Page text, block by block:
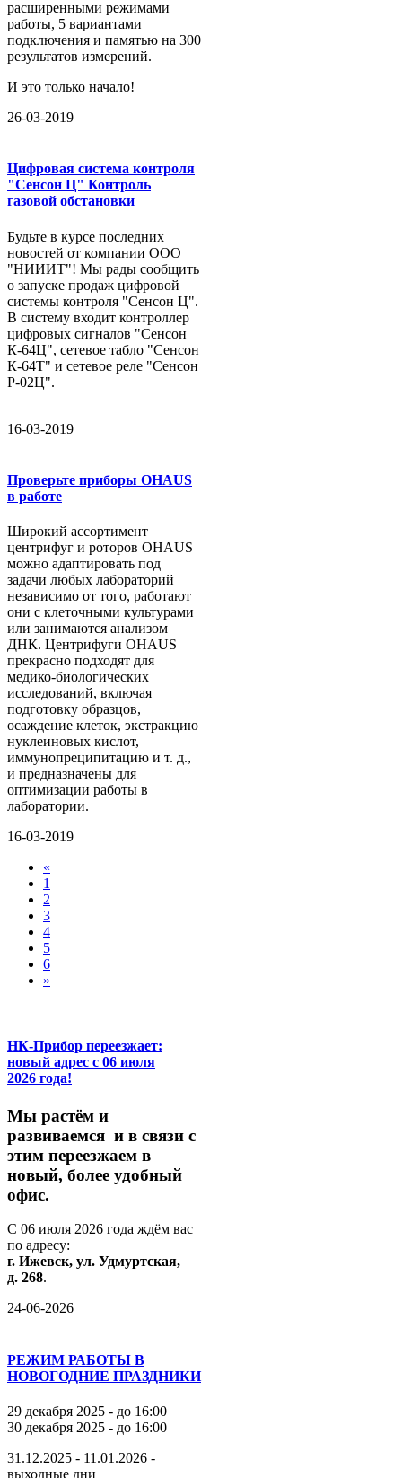
расширенными режимами
работы, 5 вариантами
подключения и памятью на 300
результатов измерений.
И это только начало!
26-03-2019
Цифровая система контроля
"Сенсон Ц" Контроль
газовой обстановки
Будьте в курсе последних
новостей от компании ООО
"НИИИТ"! Мы рады сообщить
о запуске продаж цифровой
системы контроля "Сенсон Ц".
В систему входит контроллер
цифровых сигналов "Сенсон
К-64Ц", сетевое табло "Сенсон
К-64Т" и сетевое реле "Сенсон
Р-02Ц".
16-03-2019
Проверьте приборы OHAUS
в работе
Широкий ассортимент
центрифуг и роторов OHAUS
можно адаптировать под
задачи любых лабораторий
независимо от того, работают
они с клеточными культурами
или занимаются анализом
ДНК. Центрифуги OHAUS
прекрасно подходят для
медико-биологических
исследований, включая
подготовку образцов,
осаждение клеток, экстракцию
нуклеиновых кислот,
иммунопреципитацию и т. д.,
и предназначены для
оптимизации работы в
лаборатории.
16-03-2019
«
1
2
3
4
5
6
»
НК-Прибор переезжает:
новый адрес с 06 июля
2026 года!
Мы растём и
развиваемся и в связи с
этим переезжаем в
новый, более удобный
офис.
С 06 июля 2026 года ждём вас
по адресу:
г. Ижевск, ул. Удмуртская,
д. 268.
24-06-2026
РЕЖИМ РАБОТЫ В
НОВОГОДНИЕ ПРАЗДНИКИ
29 декабря 2025 - до 16:00
30 декабря 2025 - до 16:00
31.12.2025 - 11.01.2026 -
выходные дни